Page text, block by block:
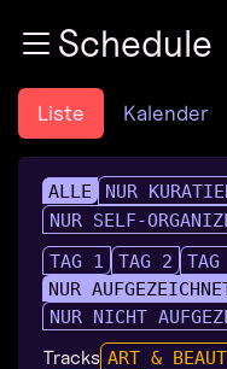
Zum InhaltSchedule
Liste Kalender
ALLE NUR
NUR SELF-
TAG 1
TAG 2
NUR
NUR NICHT
Tracks ART &